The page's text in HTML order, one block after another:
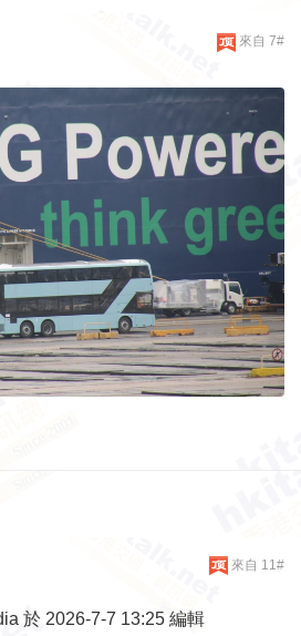
來自 7#
來自 11#
於 2026-7-7 13:25 編輯